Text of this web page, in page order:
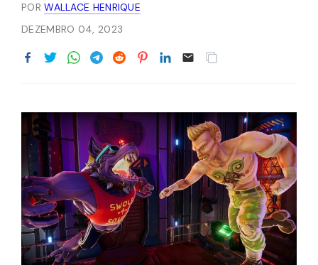
PORWALLACE HENRIQUE
DEZEMBRO 04, 2023